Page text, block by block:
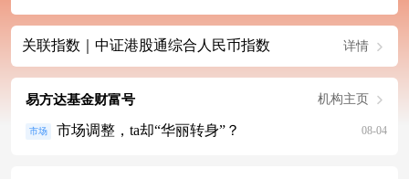
关联指数｜中证港股通综合人民币指数 详情
易方达基金财富号 机构主页
市场 市场调整，ta却“华丽转身”？ 08-04